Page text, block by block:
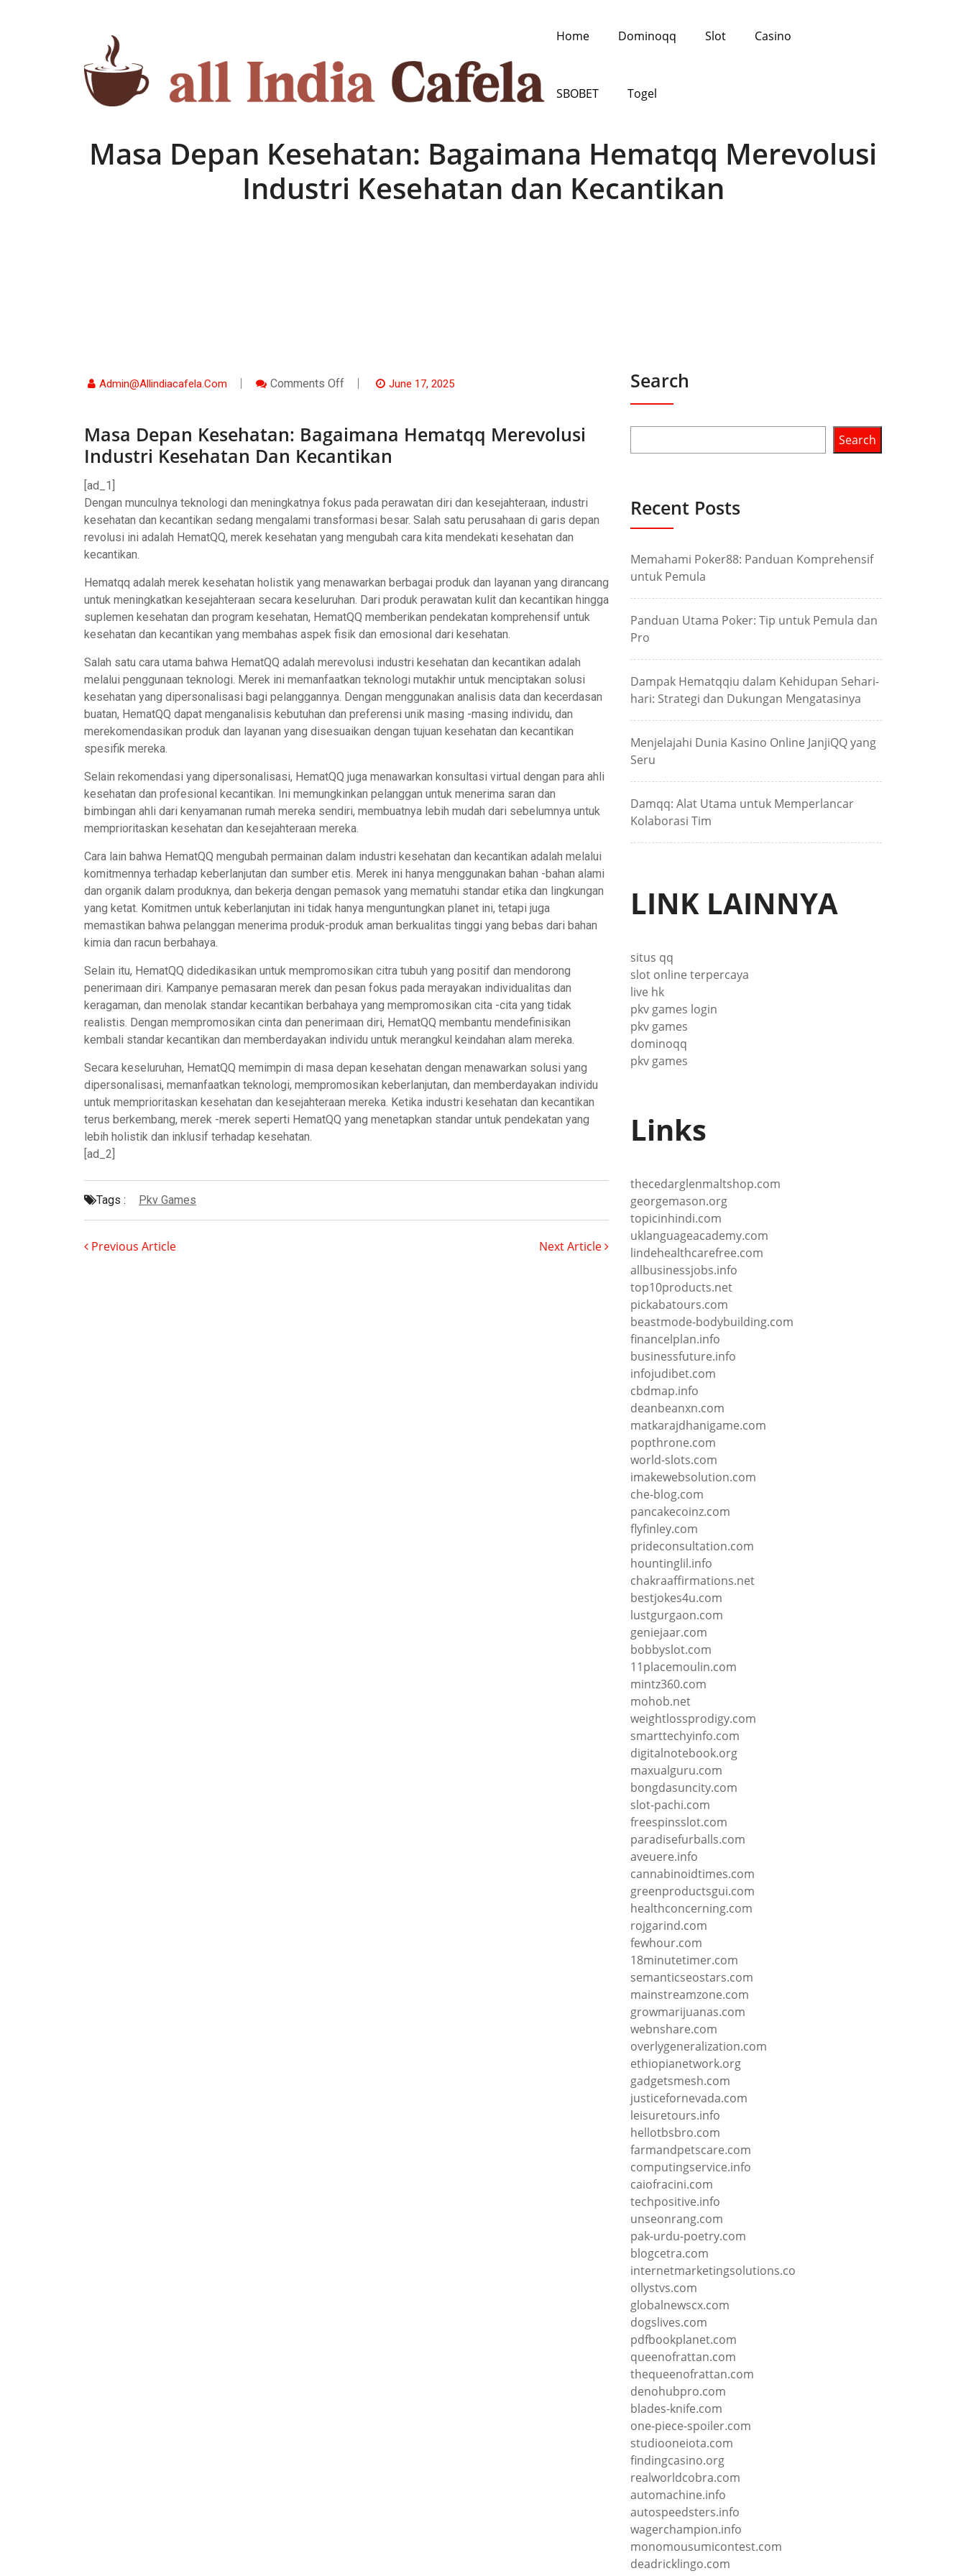
Home Dominoqq Slot Casino
SBOBET Togel
Masa Depan Kesehatan: Bagaimana Hematqq Merevolusi
Industri Kesehatan dan Kecantikan
Admin@allindiacafela.com Comments OffOn
Bagaimana
Hematqq
Merevolusi
Industri
Kecantikan
June 17, 2025
Masa Depan Kesehatan: Bagaimana Hematqq Merevolusi
Industri Kesehatan Dan Kecantikan
[ad_1]
Dengan munculnya teknologi dan meningkatnya fokus pada perawatan diri dan kesejahteraan, industri
kesehatan dan kecantikan sedang mengalami transformasi besar. Salah satu perusahaan di garis depan
revolusi ini adalah HematQQ, merek kesehatan yang mengubah cara kita mendekati kesehatan dan
kecantikan.
Hematqq adalah merek kesehatan holistik yang menawarkan berbagai produk dan layanan yang dirancang
untuk meningkatkan kesejahteraan secara keseluruhan. Dari produk perawatan kulit dan kecantikan hingga
suplemen kesehatan dan program kesehatan, HematQQ memberikan pendekatan komprehensif untuk
kesehatan dan kecantikan yang membahas aspek fisik dan emosional dari kesehatan.
Salah satu cara utama bahwa HematQQ adalah merevolusi industri kesehatan dan kecantikan adalah
melalui penggunaan teknologi. Merek ini memanfaatkan teknologi mutakhir untuk menciptakan solusi
kesehatan yang dipersonalisasi bagi pelanggannya. Dengan menggunakan analisis data dan kecerdasan
buatan, HematQQ dapat menganalisis kebutuhan dan preferensi unik masing -masing individu, dan
merekomendasikan produk dan layanan yang disesuaikan dengan tujuan kesehatan dan kecantikan
spesifik mereka.
Selain rekomendasi yang dipersonalisasi, HematQQ juga menawarkan konsultasi virtual dengan para ahli
kesehatan dan profesional kecantikan. Ini memungkinkan pelanggan untuk menerima saran dan
bimbingan ahli dari kenyamanan rumah mereka sendiri, membuatnya lebih mudah dari sebelumnya untuk
memprioritaskan kesehatan dan kesejahteraan mereka.
Cara lain bahwa HematQQ mengubah permainan dalam industri kesehatan dan kecantikan adalah melalui
komitmennya terhadap keberlanjutan dan sumber etis. Merek ini hanya menggunakan bahan -bahan alami
dan organik dalam produknya, dan bekerja dengan pemasok yang mematuhi standar etika dan lingkungan
yang ketat. Komitmen untuk keberlanjutan ini tidak hanya menguntungkan planet ini, tetapi juga
memastikan bahwa pelanggan menerima produk-produk aman berkualitas tinggi yang bebas dari bahan
kimia dan racun berbahaya.
Selain itu, HematQQ didedikasikan untuk mempromosikan citra tubuh yang positif dan mendorong
penerimaan diri. Kampanye pemasaran merek dan pesan fokus pada merayakan individualitas dan
keragaman, dan menolak standar kecantikan berbahaya yang mempromosikan cita -cita yang tidak
realistis. Dengan mempromosikan cinta dan penerimaan diri, HematQQ membantu mendefinisikan
kembali standar kecantikan dan memberdayakan individu untuk merangkul keindahan alam mereka.
Secara keseluruhan, HematQQ memimpin di masa depan kesehatan dengan menawarkan solusi yang
dipersonalisasi, memanfaatkan teknologi, mempromosikan keberlanjutan, dan memberdayakan individu
untuk memprioritaskan kesehatan dan kesejahteraan mereka. Ketika industri kesehatan dan kecantikan
terus berkembang, merek -merek seperti HematQQ yang menetapkan standar untuk pendekatan yang
lebih holistik dan inklusif terhadap kesehatan.
[ad_2]
Tags : Pkv Games
Previous Article Next Article
Search
Search
Recent Posts
Memahami Poker88: Panduan Komprehensif
untuk Pemula
Panduan Utama Poker: Tip untuk Pemula dan
Pro
Dampak Hematqqiu dalam Kehidupan Sehari-
hari: Strategi dan Dukungan Mengatasinya
Menjelajahi Dunia Kasino Online JanjiQQ yang
Seru
Damqq: Alat Utama untuk Memperlancar
Kolaborasi Tim
LINK LAINNYA
situs qq
slot online terpercaya
live hk
pkv games login
pkv games
dominoqq
pkv games
Links
thecedarglenmaltshop.com
georgemason.org
topicinhindi.com
uklanguageacademy.com
lindehealthcarefree.com
allbusinessjobs.info
top10products.net
pickabatours.com
beastmode-bodybuilding.com
financelplan.info
businessfuture.info
infojudibet.com
cbdmap.info
deanbeanxn.com
matkarajdhanigame.com
popthrone.com
world-slots.com
imakewebsolution.com
che-blog.com
pancakecoinz.com
flyfinley.com
prideconsultation.com
hountinglil.info
chakraaffirmations.net
bestjokes4u.com
lustgurgaon.com
geniejaar.com
bobbyslot.com
11placemoulin.com
mintz360.com
mohob.net
weightlossprodigy.com
smarttechyinfo.com
digitalnotebook.org
maxualguru.com
bongdasuncity.com
slot-pachi.com
freespinsslot.com
paradisefurballs.com
aveuere.info
cannabinoidtimes.com
greenproductsgui.com
healthconcerning.com
rojgarind.com
fewhour.com
18minutetimer.com
semanticseostars.com
mainstreamzone.com
growmarijuanas.com
webnshare.com
overlygeneralization.com
ethiopianetwork.org
gadgetsmesh.com
justicefornevada.com
leisuretours.info
hellotbsbro.com
farmandpetscare.com
computingservice.info
caiofracini.com
techpositive.info
unseonrang.com
pak-urdu-poetry.com
blogcetra.com
internetmarketingsolutions.co
ollystvs.com
globalnewscx.com
dogslives.com
pdfbookplanet.com
queenofrattan.com
thequeenofrattan.com
denohubpro.com
blades-knife.com
one-piece-spoiler.com
studiooneiota.com
findingcasino.org
realworldcobra.com
automachine.info
autospeedsters.info
wagerchampion.info
monomousumicontest.com
deadricklingo.com